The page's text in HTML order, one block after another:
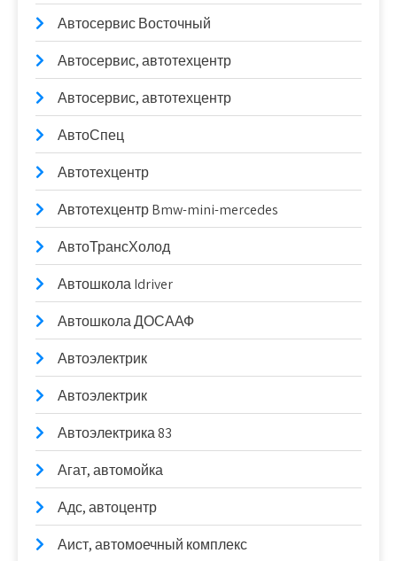
Автосервис Восточный
Автосервис, автотехцентр
Автосервис, автотехцентр
АвтоСпец
Автотехцентр
Автотехцентр Bmw-mini-mercedes
АвтоТрансХолод
Автошкола Idriver
Автошкола ДОСААФ
Автоэлектрик
Автоэлектрик
Автоэлектрика 83
Агат, автомойка
Адс, автоцентр
Аист, автомоечный комплекс